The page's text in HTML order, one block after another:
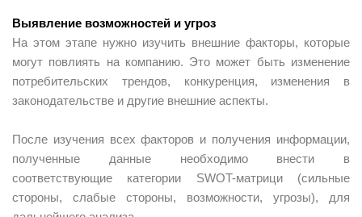
Выявление возможностей и угроз
На этом этапе нужно изучить внешние факторы, которые
могут повлиять на компанию. Это может быть изменение
потребительских трендов, конкуренция, изменения в
законодательстве и другие внешние аспекты.
После изучения всех факторов и получения информации,
полученные данные необходимо внести в
соответствующие категории SWOT-матрици (сильные
стороны, слабые стороны, возможности, угрозы), для